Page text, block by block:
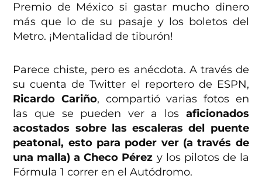
Premio de México si gastar mucho dinero
más que lo de su pasaje y los boletos del
Metro. ¡Mentalidad de tiburón!
Parece chiste, pero es anécdota. A través de
su cuenta de Twitter el reportero de ESPN,
Ricardo Cariño, compartió varias fotos en
las que se pueden ver a los aficionados
acostados sobre las escaleras del puente
peatonal, esto para poder ver (a través de
una malla) a Checo Pérez y los pilotos de la
Fórmula 1 correr en el Autódromo.